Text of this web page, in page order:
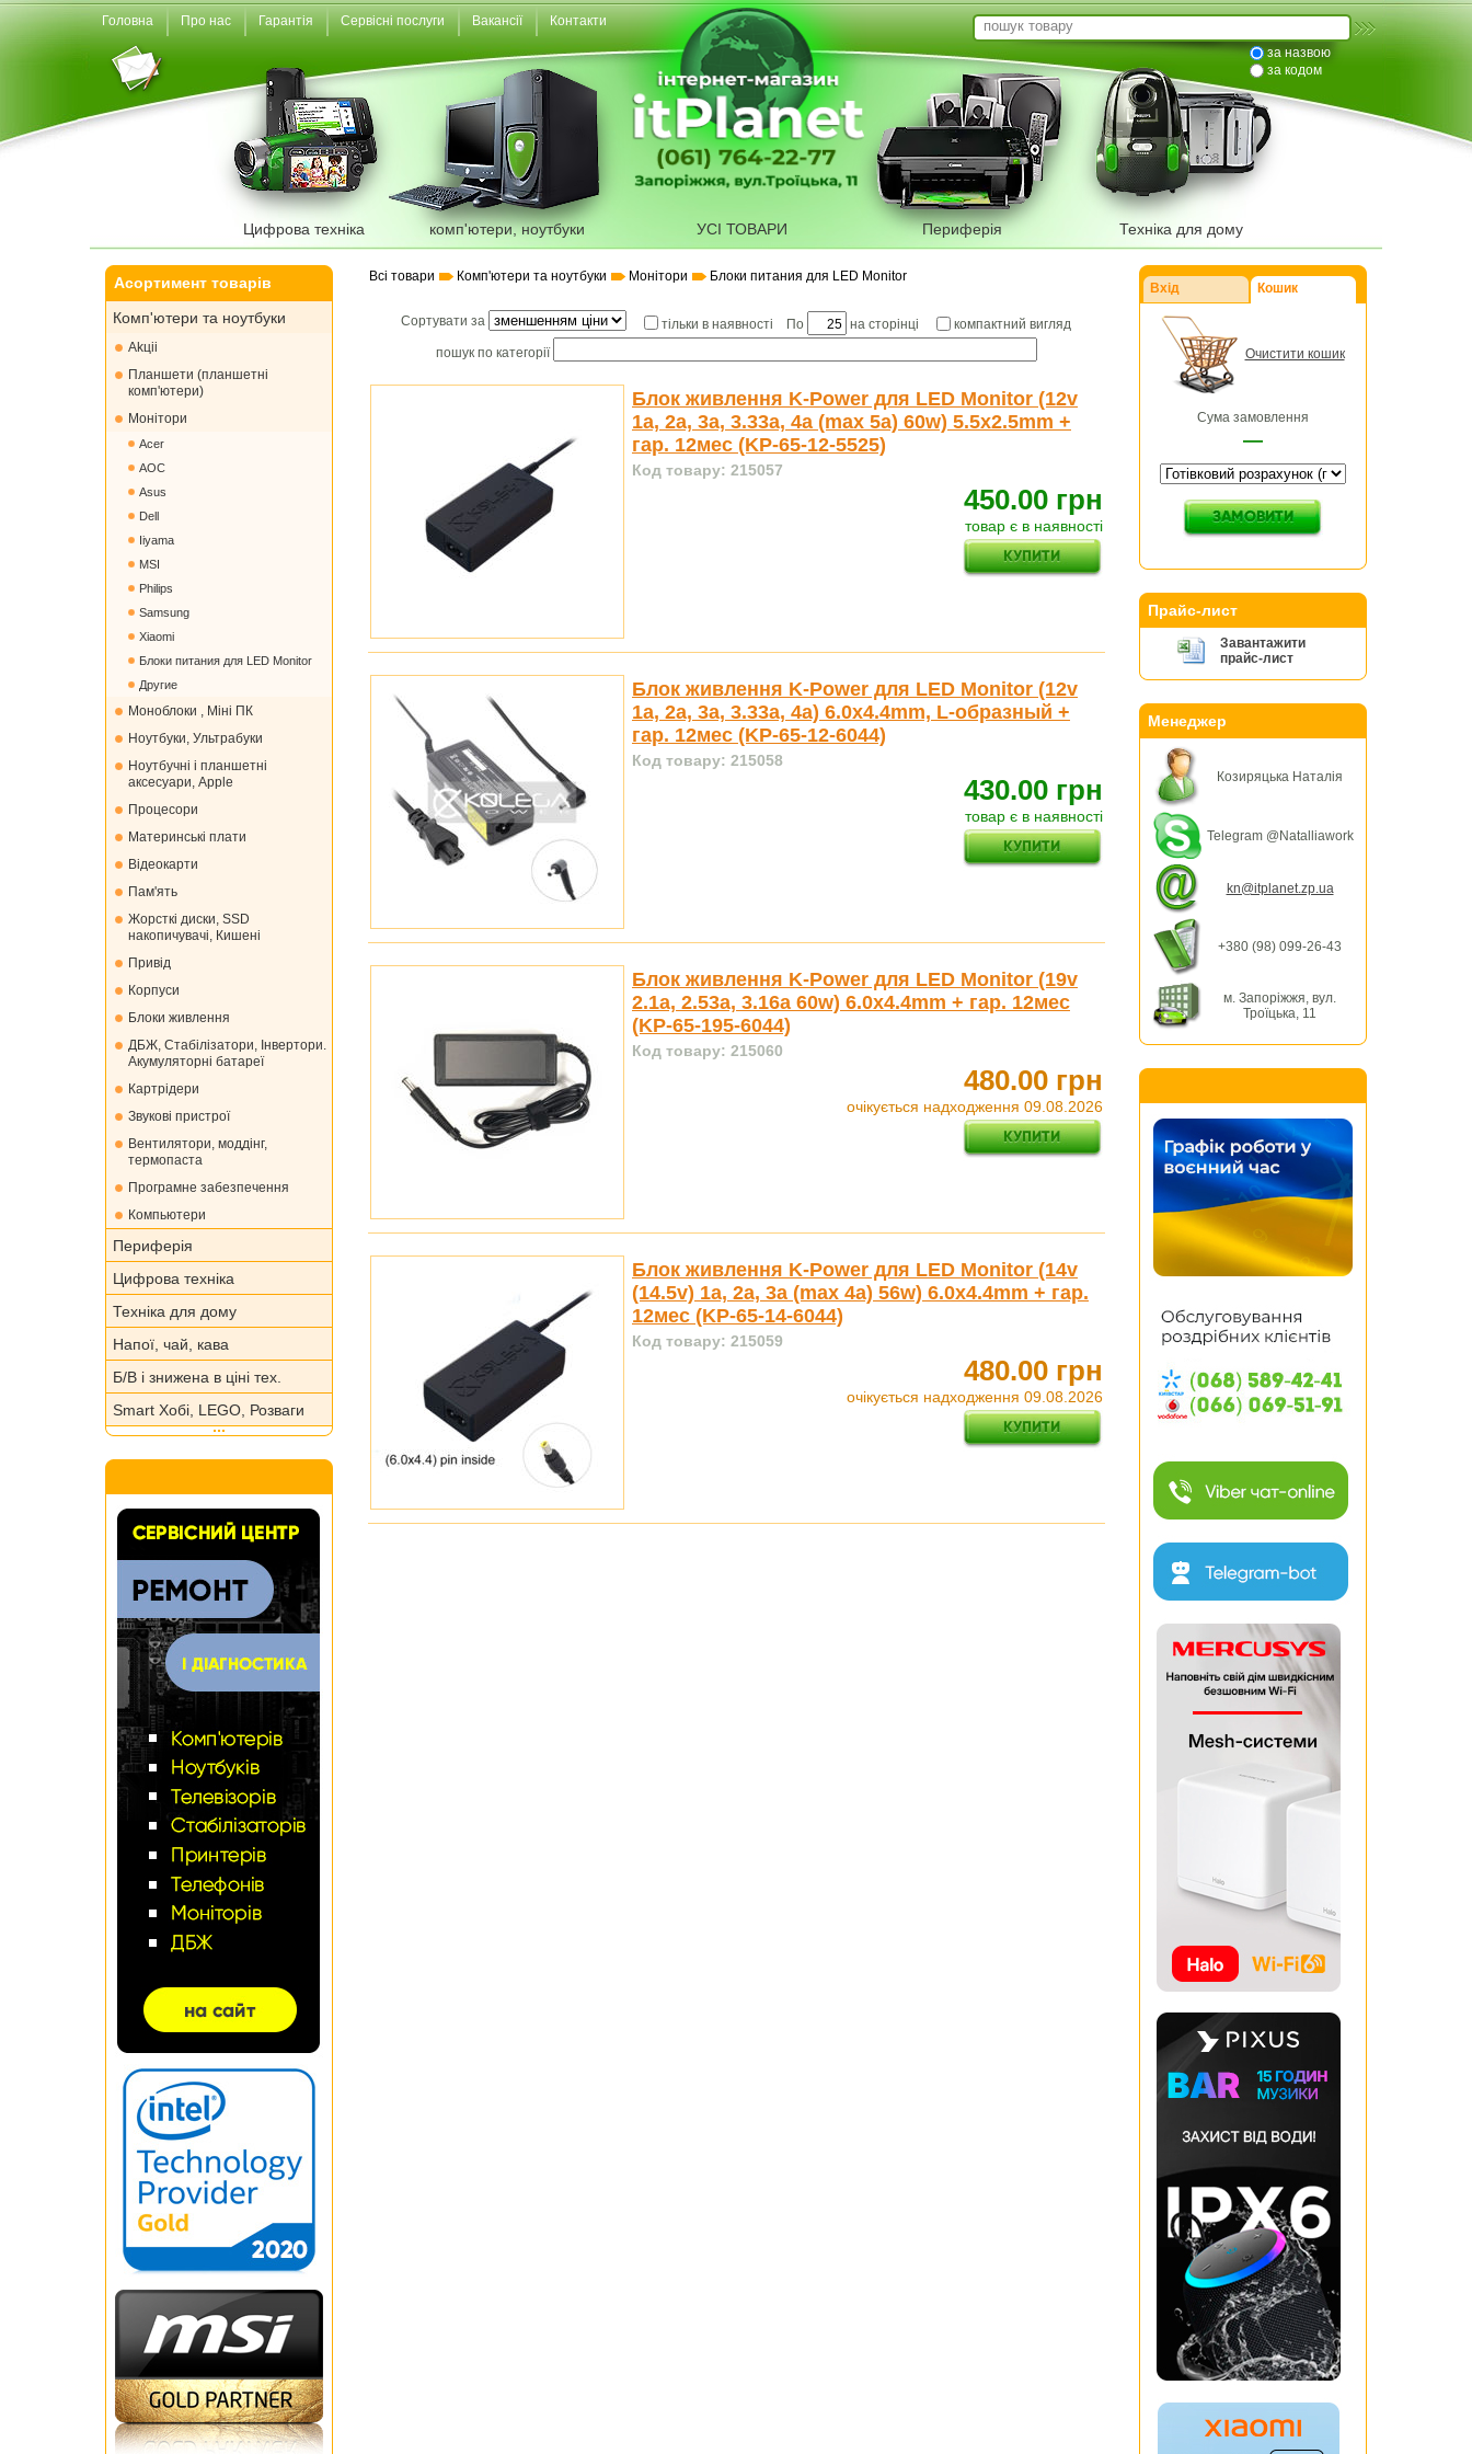
Головна Про нас Гарантія Сервісні послуги Вакансії Контакти
Цифрова техніка комп'ютери, ноутбуки УСІ ТОВАРИ Периферія Техніка для дому
за назвою
за кодом
Асортимент товарів
Комп'ютери та ноутбуки
Akціі
Планшети (планшетні
комп'ютери)
Монiтори
Acer
AOC
Asus
Dell
Iiyama
MSI
Philips
Samsung
Xiaomi
Блоки питания для LED Monitor
Другие
Моноблоки , Міні ПК
Ноутбуки, Ультрабуки
Ноутбучні і планшетні
аксесуари, Apple
Процесори
Материнські плати
Відеокарти
Пам'ять
Жорсткі диски, SSD
накопичувачі, Кишені
Привід
Корпуси
Блоки живлення
ДБЖ, Стабілізатори, Інвертори.
Акумуляторні батареї
Картрідери
Звукові пристрої
Вентилятори, моддінг,
термопаста
Програмне забезпечення
Компьютери
Периферія
Цифрова техніка
Техніка для дому
Напої, чай, кава
Б/В і знижена в ціні тех.
Smart Хобі, LEGO, Розваги
Всі товари Комп'ютери та ноутбуки Монiтори Блоки питания для LED Monitor
Сортувати за тільки в наявності По на сторінці
компактний вигляд
пошук по категорії
Блок живлення K-Power для LED Monitor (12v
1a, 2a, 3a, 3.33a, 4a (max 5a) 60w) 5.5x2.5mm +
гар. 12мес (KP-65-12-5525)
Код товару: 215057
450.00 грн
товар є в наявності
Блок живлення K-Power для LED Monitor (12v
1a, 2a, 3a, 3.33a, 4a) 6.0x4.4mm, L-образный +
гар. 12мес (KP-65-12-6044)
Код товару: 215058
430.00 грн
товар є в наявності
Блок живлення K-Power для LED Monitor (19v
2.1a, 2.53a, 3.16а 60w) 6.0x4.4mm + гар. 12мес
(KP-65-195-6044)
Код товару: 215060
480.00 грн
очікується надходження 09.08.2026
Блок живлення K-Power для LED Monitor (14v
(14.5v) 1a, 2a, 3a (max 4a) 56w) 6.0x4.4mm + гар.
12мес (KP-65-14-6044)
Код товару: 215059
480.00 грн
очікується надходження 09.08.2026
Вхід Кошик
Очистити кошик
Сума замовлення
—
Прайс-лист
Завантажити
прайс-лист
Менеджер
Козиряцька Наталія
Telegram @Natalliawork
kn@itplanet.zp.ua
+380 (98) 099-26-43
м. Запоріжжя, вул.
Троїцька, 11